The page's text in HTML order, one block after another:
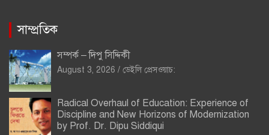
সাম্প্রতিক
সম্পর্ক – দিপু সিদ্দিকী
August 3, 2026 ডেইলি প্রেসওয়াচ:
Radical Overhaul of Education: Experience of
Discipline and New Horizons of Modernization
by Prof. Dr. Dipu Siddiqui